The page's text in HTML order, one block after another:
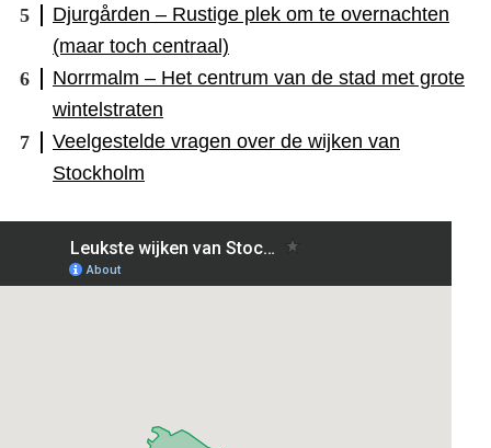
Djurgården – Rustige plek om te overnachten
(maar toch centraal)
Norrmalm – Het centrum van de stad met grote
wintelstraten
Veelgestelde vragen over de wijken van
Stockholm